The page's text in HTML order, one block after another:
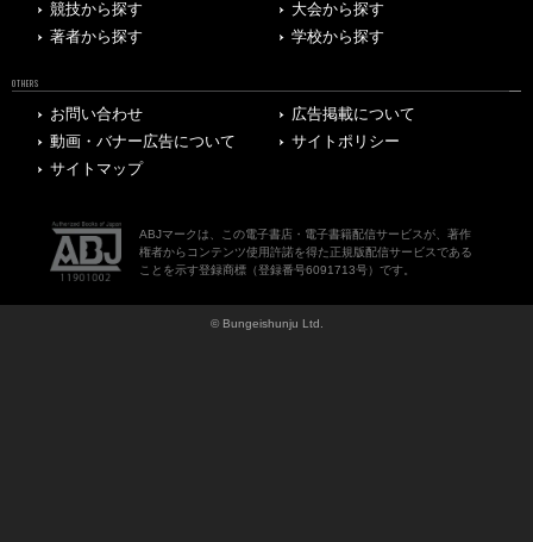
競技から探す
大会から探す
著者から探す
学校から探す
OTHERS
お問い合わせ
広告掲載について
動画・バナー広告について
サイトポリシー
サイトマップ
ABJマークは、この電子書店・電子書籍配信サービスが、著作
権者からコンテンツ使用許諾を得た正規版配信サービスである
ことを示す登録商標（登録番号6091713号）です。
© Bungeishunju Ltd.